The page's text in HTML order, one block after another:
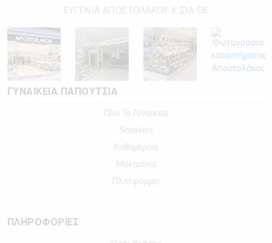
ΕΥΓΕΝΙΑ ΑΠΟΣΤΟΛΑΚΟΥ Κ ΣΙΑ ΟΕ
ΓΥΝΑΙΚΕΙΑ ΠΑΠΟΥΤΣΙΑ
Όλα Τα Γυναικεία
Sneakers
Καθημερινά
Μοκασίνια
Πλατφόρμες
ΠΛΗΡΟΦΟΡΙΕΣ